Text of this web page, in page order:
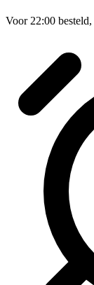
Voor22:00 besteld,